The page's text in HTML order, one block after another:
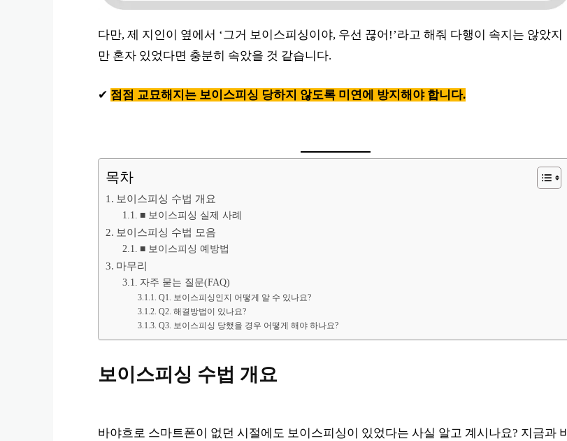
다만, 제 지인이 옆에서 ‘그거 보이스피싱이야, 우선 끊어!’라고 해줘 다행이 속지는 않았지
만 혼자 있었다면 충분히 속았을 것 같습니다.
✔ 점점 교묘해지는 보이스피싱 당하지 않도록 미연에 방지해야 합니다.
목차
보이스피싱 수법 개요
■ 보이스피싱 실제 사례
보이스피싱 수법 모음
■ 보이스피싱 예방법
마무리
자주 묻는 질문(FAQ)
Q1. 보이스피싱인지 어떻게 알 수 있나요?
Q2. 해결방법이 있나요?
Q3. 보이스피싱 당했을 경우 어떻게 해야 하나요?
보이스피싱 수법 개요
바야흐로 스마트폰이 없던 시절에도 보이스피싱이 있었다는 사실 알고 계시나요? 지금과 비